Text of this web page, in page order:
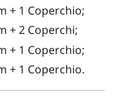
+ 1 Coperchio;
+ 2 Coperchi;
+ 1 Coperchio;
+ 1 Coperchio.